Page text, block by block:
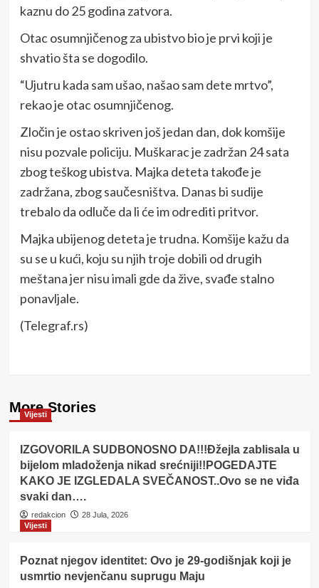
kaznu do 25 godina zatvora.
Otac osumnjičenog za ubistvo bio je prvi koji je
shvatio šta se dogodilo.
“Ujutru kada sam ušao, našao sam dete mrtvo”,
rekao je otac osumnjičenog.
Zločin je ostao skriven još jedan dan, dok komšije
nisu pozvale policiju. Muškarac je zadržan 24 sata
zbog teškog ubistva. Majka deteta takođe je
zadržana, zbog saučesništva. Danas bi sudije
trebalo da odluče da li će im odrediti pritvor.
Majka ubijenog deteta je trudna. Komšije kažu da
su se u kući, koju su njih troje dobili od drugih
meštana jer nisu imali gde da žive, svađe stalno
ponavljale.
(Telegraf.rs)
More Stories
Vijesti
IZGOVORILA SUDBONOSNO DA!!!Đžejla zablisala u
bijelom mladoženja nikad srećniji!!POGEDAJTE
KAKO JE IZGLEDALA SVEČANOST..Ovo se ne viđa
svaki dan….
redakcion
28 Jula, 2026
Vijesti
Poznat njegov identitet: Ovo je 29-godišnjak koji je
usmrtio nevjenčanu suprugu Maju